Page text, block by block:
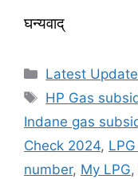
घन्यवाद्
Categories
Latest
Tags
HP Gas
Indane gas
Check 2024,
number, My LPG,